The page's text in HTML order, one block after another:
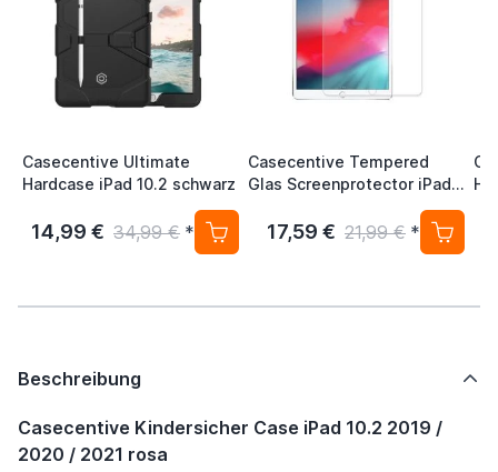
Casecentive Ultimate
Hardcase iPad 10.2 schwarz
14,99 € 34,99 € *
Casecentive Tempered
Glas Screenprotector iPad
17,59 € 21,99 € *
Beschreibung
Casecentive Kindersicher Case iPad 10.2 2019 /
2020 / 2021 rosa